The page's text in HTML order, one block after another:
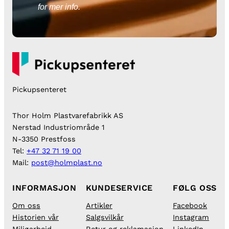
for mer info.
Pickupsenteret
Thor Holm Plastvarefabrikk AS
Nerstad Industriområde 1
N-3350 Prestfoss
Tel: +47 32 71 19 00
Mail: post@holmplast.no
INFORMASJON
Om oss
Historien vår
KUNDESERVICE
Artikler
Salgsvilkår
FØLG OSS
Facebook
Instagram